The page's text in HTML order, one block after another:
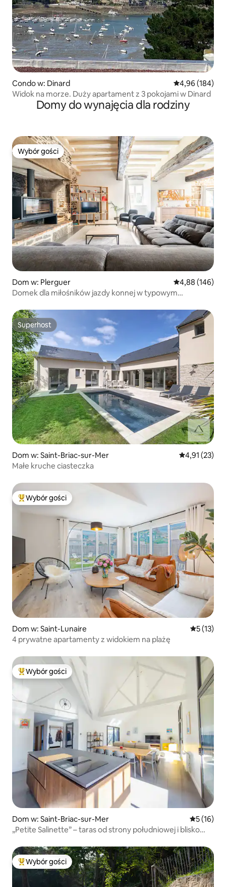
Condo w: Dinard Średnia
4,96 (184)
Widok na morze. Duży apartament z 3 pokojami w Dinard
Domy do wynajęcia dla rodziny
Wybór gości
Wybór gości
Dom w: Plerguer Średnia
4,88 (146)
Domek dla miłośników jazdy konnej w typowym
Superhost
Superhost
Dom w: Saint-Briac-sur-Mer Średnia
4,91 (23)
Małe kruche ciasteczka
Najpopularniejsze z kategorii Wybór gości
Wybór gości
Dom w: Saint-Lunaire Średnia
5 (13)
4 prywatne apartamenty z widokiem na plażę
Najpopularniejsze z kategorii Wybór gości
Wybór gości
Dom w: Saint-Briac-sur-Mer Średnia
5 (16)
„Petite Salinette” – taras od strony południowej i blisko
Najpopularniejsze z kategorii Wybór gości
Wybór gości